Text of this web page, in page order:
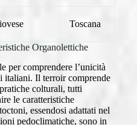
Toscana
Organolettiche
per comprendere l’unicità
Il terroir comprende
colturali, tutti
le caratteristiche
essendosi adattati nel
pedoclimatiche, sono in